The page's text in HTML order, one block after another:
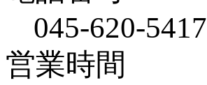
045-620-5417
営業時間